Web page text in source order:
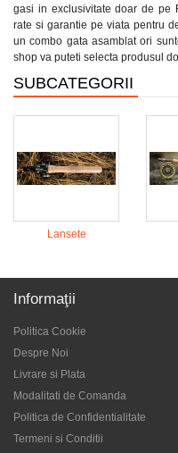
gasi in exclusivitate doar de pe
rate si garantie pe viata pentru
un combo gata asamblat ori
shop va puteti selecta produsul
SUBCATEGORII
Lansete
Informaţii
Politica Cookie
Despre Noi
Livrare si Plata
Modalitati de Comanda
Politica de Confidentialitate
Termeni si Conditii